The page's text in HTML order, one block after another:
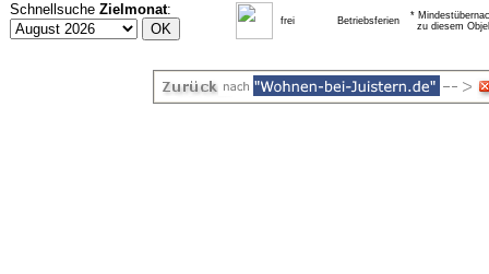
Schnellsuche Zielmonat:
frei Betriebsferien
*
zu diesem